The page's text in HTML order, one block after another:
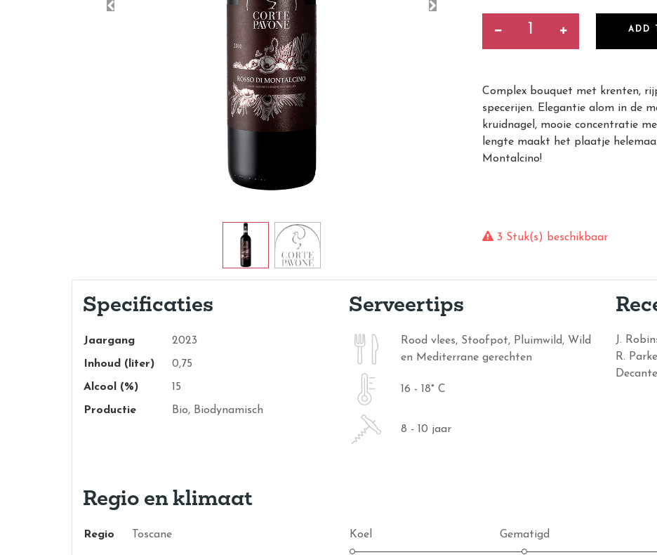
ADD
Complex bouquet met krenten,
specerijen. Elegantie alom in de
kruidnagel, mooie concentratie
lengte maakt het plaatje
Montalcino!
3 Stuk(s) beschikbaar
Specificaties
Jaargang 2023
Inhoud (liter) 0,75
Alcool (%) 15
Productie Bio, Biodynamisch
Serveertips
Rood vlees, Stoofpot, Pluimwild, Wild
en Mediterrane gerechten
16 - 18° C
8 - 10 jaar
J.
R.
Regio en klimaat
Regio Toscane Koel Gematigd